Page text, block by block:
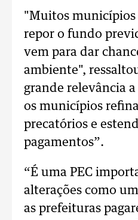
"Muitos municípios
repor o fundo
vem para dar
ambiente",
grande relevância
os municípios
precatórios e
pagamentos”.
“É uma PEC
alterações como
as prefeituras